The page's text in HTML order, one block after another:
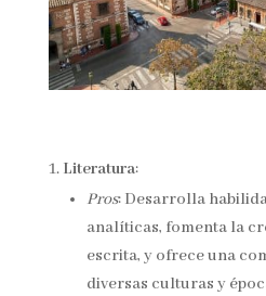
Literatura:
Pros: Desarrolla
analíticas, fomenta la
escrita, y ofrece una
diversas culturas y